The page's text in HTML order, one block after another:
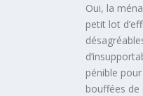
Oui, la
petit lot
pénible
bouffées de